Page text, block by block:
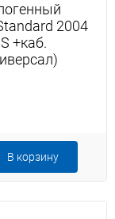
2004
+каб.
В корзину